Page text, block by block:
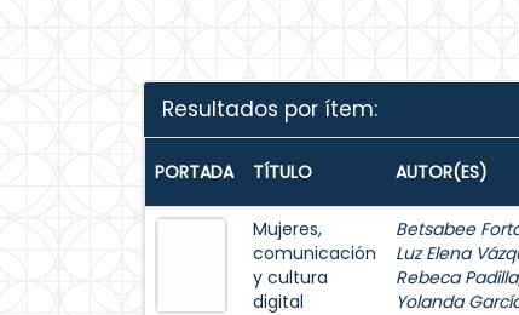
Resultados por ítem:
PORTADA TÍTULO AUTOR(ES)
Mujeres,
comunicación
y cultura
digital
Betsabee
Luz Elena
Rebeca Padilla
Yolanda